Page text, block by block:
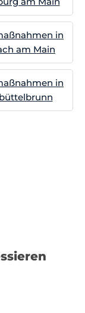
in
am Main
in